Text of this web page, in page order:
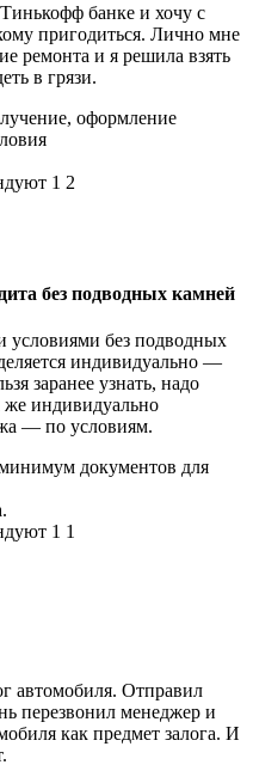
банке и хочу с
пригодиться. Лично мне
ремонта и я решила взять
в грязи.
оформление
1 2
без подводных камней
без подводных
индивидуально —
заранее узнать, надо
же индивидуально
— по условиям.
документов для
1 1
автомобиля. Отправил
перезвонил менеджер и
как предмет залога. И